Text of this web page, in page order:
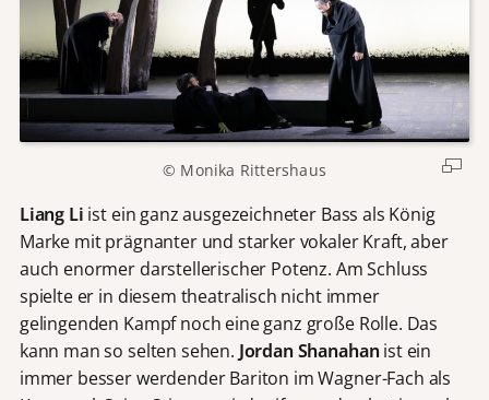
© Monika Rittershaus
Liang Li ist ein ganz ausgezeichneter Bass als König
Marke mit prägnanter und starker vokaler Kraft, aber
auch enormer darstellerischer Potenz. Am Schluss
spielte er in diesem theatralisch nicht immer
gelingenden Kampf noch eine ganz große Rolle. Das
kann man so selten sehen. Jordan Shanahanist ein
immer besser werdender Bariton im Wagner-Fach als